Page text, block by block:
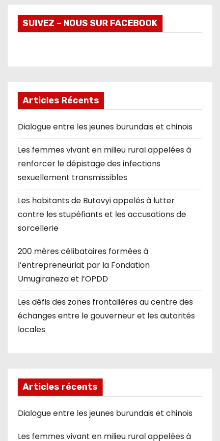
SUIVEZ – NOUS SUR FACEBOOK
Articles Récents
Dialogue entre les jeunes burundais et chinois
Les femmes vivant en milieu rural appelées à
renforcer le dépistage des infections
sexuellement transmissibles
Les habitants de Butovyi appelés à lutter
contre les stupéfiants et les accusations de
sorcellerie
200 mères célibataires formées à
l’entrepreneuriat par la Fondation
Umugiraneza et l’OPDD
Les défis des zones frontalières au centre des
échanges entre le gouverneur et les autorités
locales
Articles récents
Dialogue entre les jeunes burundais et chinois
Les femmes vivant en milieu rural appelées à